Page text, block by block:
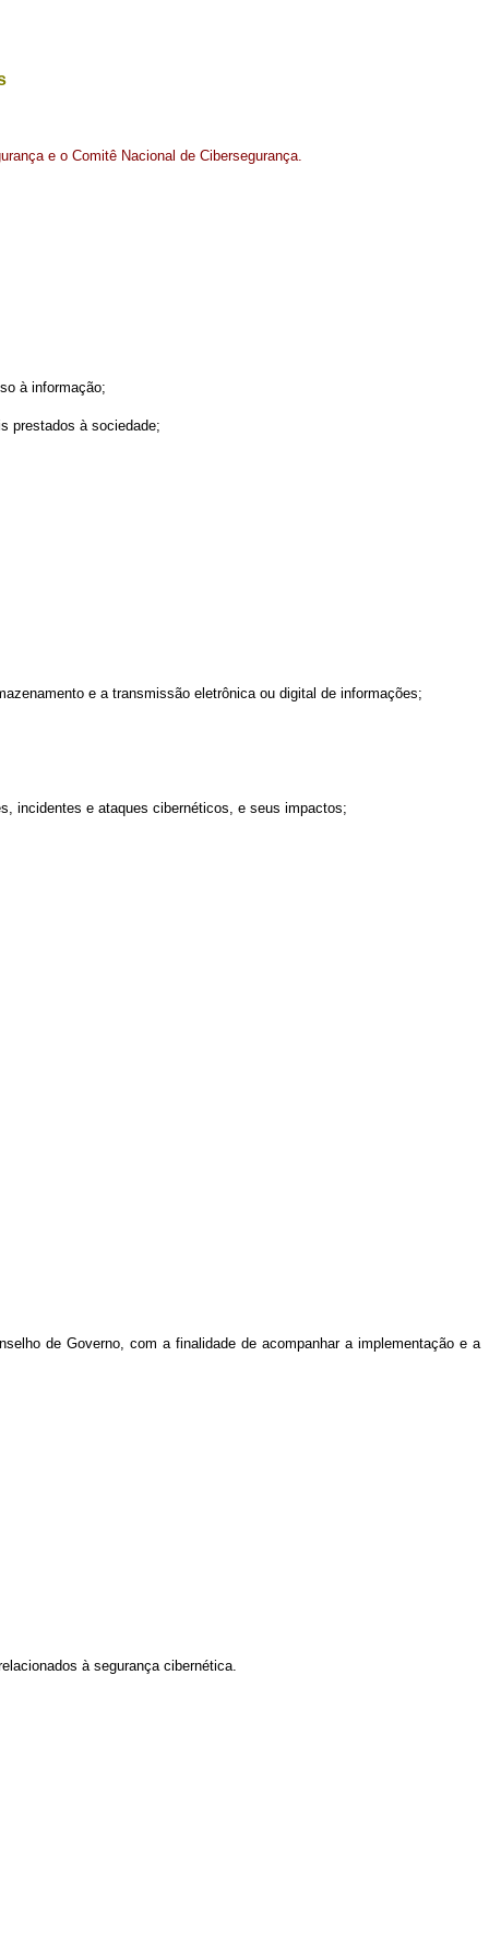
e o Comitê Nacional de Cibersegurança.
à informação;
prestados à sociedade;
e a transmissão eletrônica ou digital de informações;
incidentes e ataques cibernéticos, e seus impactos;
de Governo, com a finalidade de acompanhar a implementação e a
à segurança cibernética.